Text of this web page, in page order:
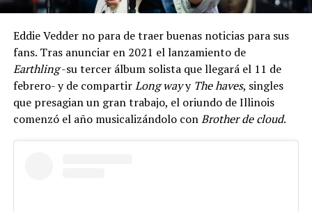
Eddie Vedder no para de traer buenas noticias para sus
fans. Tras anunciar en 2021 el lanzamiento de
Earthling-su tercer álbum solista que llegará el 11 de
febrero- y de compartirLong wayy The haves, singles
que presagian un gran trabajo, el oriundo de Illinois
comenzó el año musicalizándolo conBrother de cloud.